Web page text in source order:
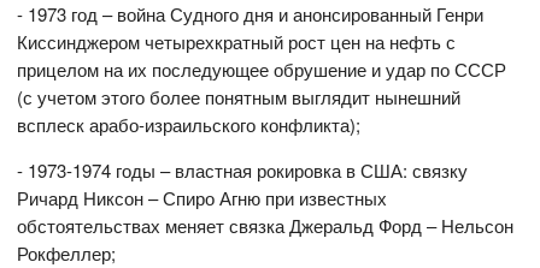
- 1973 год – война Судного дня и анонсированный Генри
Киссинджером четырехкратный рост цен на нефть с
прицелом на их последующее обрушение и удар по СССР
(с учетом этого более понятным выглядит нынешний
всплеск арабо-израильского конфликта);
- 1973-1974 годы – властная рокировка в США: связку
Ричард Никсон – Спиро Агню при известных
обстоятельствах меняет связка Джеральд Форд – Нельсон
Рокфеллер;